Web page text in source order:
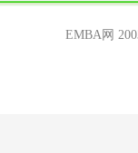
EMBA网